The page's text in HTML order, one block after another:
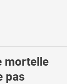
mortelle
pas